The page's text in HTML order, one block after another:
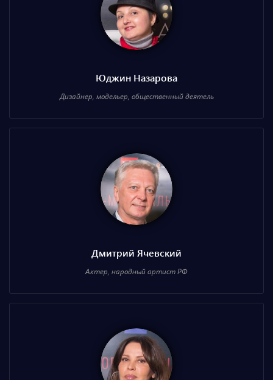
Юджин Назарова
Дизайнер, модельер, общественный деятель
Дмитрий Ячевский
Актер, народный артист РФ